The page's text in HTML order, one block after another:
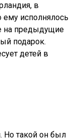
в
исполнялось
на предыдущие
подарок.
детей в
Но такой он был